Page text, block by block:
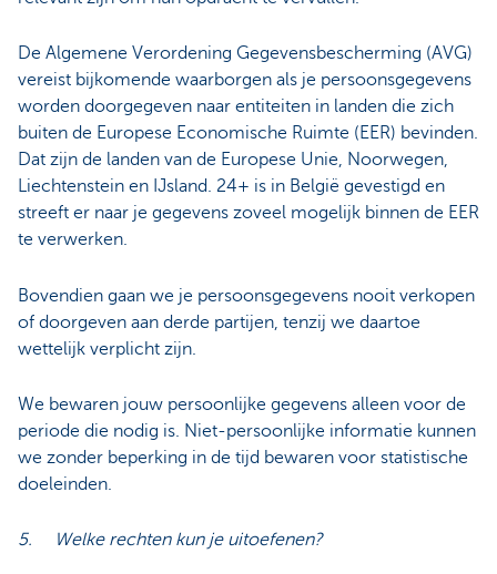
De Algemene Verordening Gegevensbescherming (AVG)
vereist bijkomende waarborgen als je persoonsgegevens
worden doorgegeven naar entiteiten in landen die zich
buiten de Europese Economische Ruimte (EER) bevinden.
Dat zijn de landen van de Europese Unie, Noorwegen,
Liechtenstein en IJsland. 24+ is in België gevestigd en
streeft er naar je gegevens zoveel mogelijk binnen de EER
te verwerken.
Bovendien gaan we je persoonsgegevens nooit verkopen
of doorgeven aan derde partijen, tenzij we daartoe
wettelijk verplicht zijn.
We bewaren jouw persoonlijke gegevens alleen voor de
periode die nodig is. Niet-persoonlijke informatie kunnen
we zonder beperking in de tijd bewaren voor statistische
doeleinden.
5. Welke rechten kun je uitoefenen?